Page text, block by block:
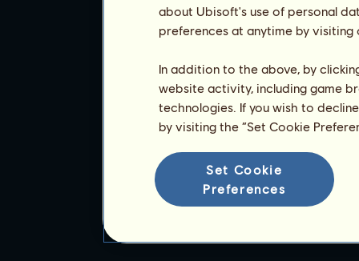
about Ubisoft's use of personal
preferences at anytime by
In addition to the above, by
website activity, including game
technologies. If you wish to
by visiting the “Set Cookie
Set Cookie
Preferences